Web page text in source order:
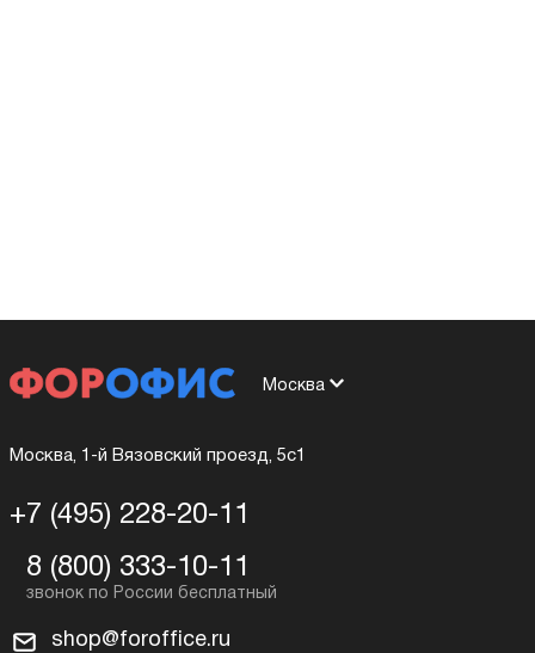
Москва
Москва, 1-й Вязовский проезд, 5с1
+7 (495) 228-20-11
8 (800) 333-10-11
shop@foroffice.ru